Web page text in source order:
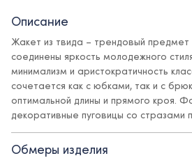
Описание
Жакет из твида – трендовый
соединены яркость молодежного
минимализм и аристократичность
сочетается как с юбками, так и с
оптимальной длины и прямого кроя.
декоративные пуговицы со
и элегантность, а поливискозная
комфорт.
Обмеры изделия